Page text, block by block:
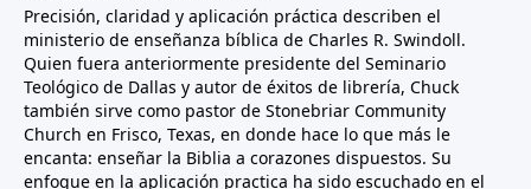
Precisión, claridad y aplicación práctica describen el
ministerio de enseñanza bíblica de Charles R. Swindoll.
Quien fuera anteriormente presidente del Seminario
Teológico de Dallas y autor de éxitos de librería, Chuck
también sirve como pastor de Stonebriar Community
Church en Frisco, Texas, en donde hace lo que más le
encanta: enseñar la Biblia a corazones dispuestos. Su
enfoque en la aplicación practica ha sido escuchado en el